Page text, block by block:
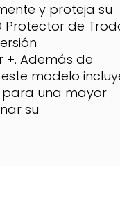
y proteja su
Protector de
+. Además de
modelo
una mayor
su